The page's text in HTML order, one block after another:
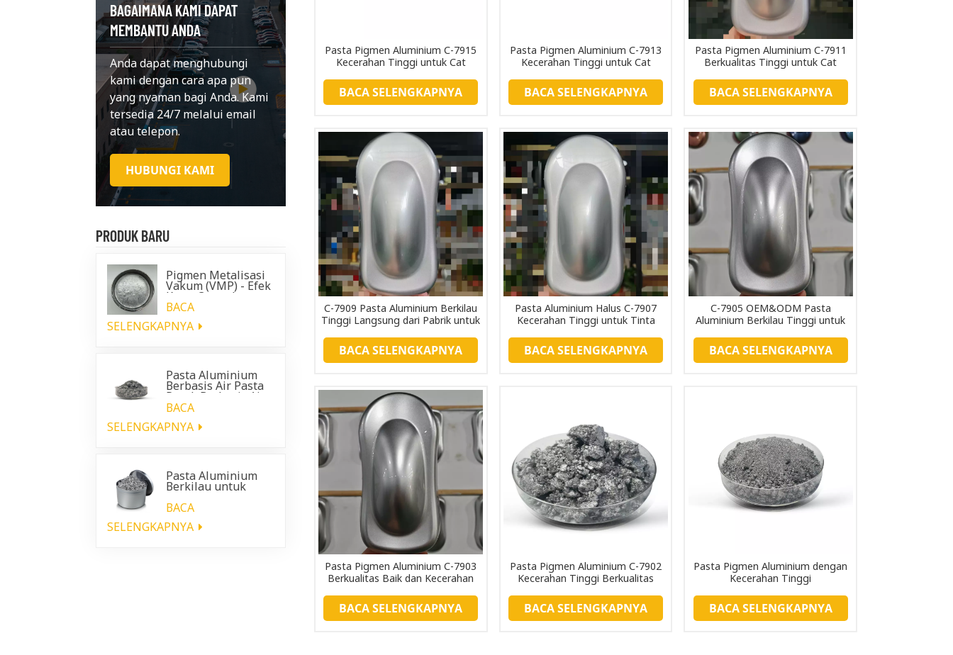
BAGAIMANA KAMI DAPAT
MEMBANTU ANDA
Anda dapat menghubungi
kami dengan cara apa pun
yang nyaman bagi Anda. Kami
tersedia 24/7 melalui email
atau telepon.
HUBUNGI KAMI
PRODUK BARU
Pigmen Metalisasi
Vakum (VMP) - Efek
Krom Cemerlang
untuk Pelapis
BACA
SELENGKAPNYA
Pasta Aluminium
Berbasis Air Pasta
Perak Berbasis Air
BACA
SELENGKAPNYA
Pasta Aluminium
Berkilau untuk
otomotif
BACA
SELENGKAPNYA
Pasta Pigmen Aluminium C-7915
Kecerahan Tinggi untuk Cat
BACA SELENGKAPNYA
Pasta Pigmen Aluminium C-7913
Kecerahan Tinggi untuk Cat
BACA SELENGKAPNYA
Pasta Pigmen Aluminium C-7911
Berkualitas Tinggi untuk Cat
BACA SELENGKAPNYA
C-7909 Pasta Aluminium Berkilau
Tinggi Langsung dari Pabrik untuk
Produk Digital 3C
BACA SELENGKAPNYA
Pasta Aluminium Halus C-7907
Kecerahan Tinggi untuk Tinta
BACA SELENGKAPNYA
C-7905 OEM&ODM Pasta
Aluminium Berkilau Tinggi untuk
BACA SELENGKAPNYA
Pasta Pigmen Aluminium C-7903
Berkualitas Baik dan Kecerahan
BACA SELENGKAPNYA
Pasta Pigmen Aluminium C-7902
Kecerahan Tinggi Berkualitas
BACA SELENGKAPNYA
Pasta Pigmen Aluminium dengan
Kecerahan Tinggi
BACA SELENGKAPNYA